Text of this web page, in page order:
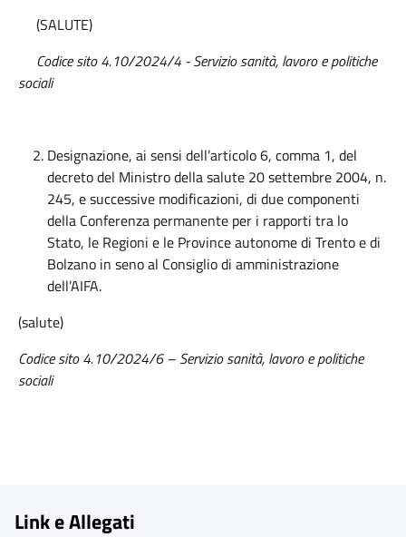
(SALUTE)
Codice sito 4.10/2024/4 - Servizio sanità, lavoro e politiche
sociali
Designazione, ai sensi dell’articolo 6, comma 1, del
decreto del Ministro della salute 20 settembre 2004, n.
245, e successive modificazioni, di due componenti
della Conferenza permanente per i rapporti tra lo
Stato, le Regioni e le Province autonome di Trento e di
Bolzano in seno al Consiglio di amministrazione
dell’AIFA.
(salute)
Codice sito 4.10/2024/6 – Servizio sanità, lavoro e politiche
sociali
Link e Allegati